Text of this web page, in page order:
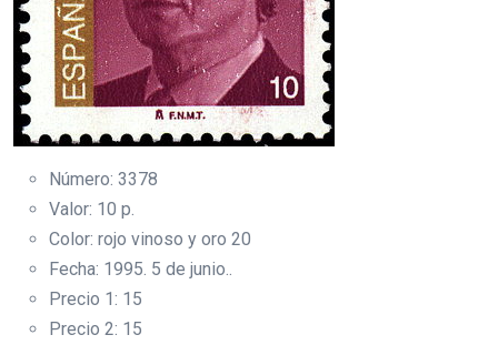
Número: 3378
Valor: 10 p.
Color: rojo vinoso y oro 20
Fecha: 1995. 5 de junio..
Precio 1: 15
Precio 2: 15